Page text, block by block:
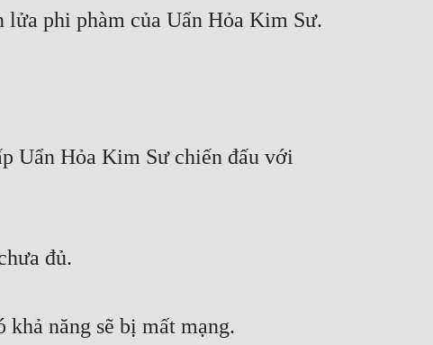
phi phàm của Uẩn Hỏa Kim Sư.
Uẩn Hỏa Kim Sư chiến đấu với
đủ.
khả năng sẽ bị mất mạng.